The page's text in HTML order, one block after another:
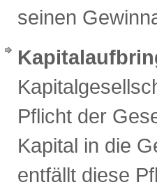
seinen
Pflicht der
Kapital in die
entfällt diese